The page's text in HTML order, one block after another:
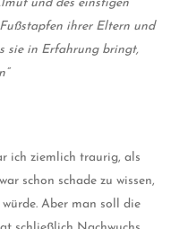
und des einstigen
ihrer Eltern und
sie in Erfahrung bringt,
ich ziemlich traurig, als
schon schade zu wissen,
Aber man soll die